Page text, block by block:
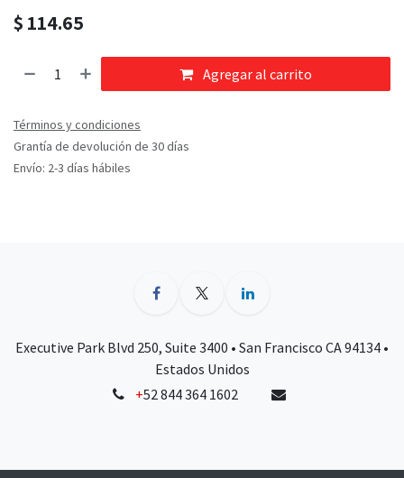
$ 114.65
Agregar al carrito
Términos y condiciones
Grantía de devolución de 30 días
Envío: 2-3 días hábiles
Executive Park Blvd 250, Suite 3400 • San Francisco CA 94134 •
Estados Unidos
+52 844 364 1602